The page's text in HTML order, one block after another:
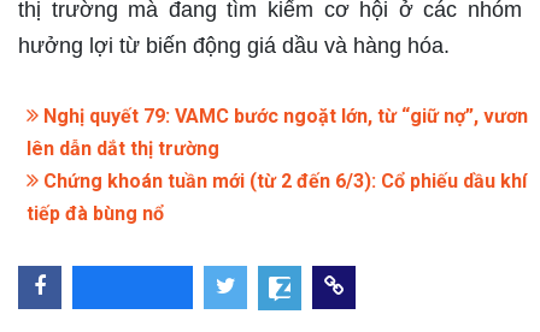
thị trường mà đang tìm kiếm cơ hội ở các nhóm
hưởng lợi từ biến động giá dầu và hàng hóa.
Nghị quyết 79: VAMC bước ngoặt lớn, từ “giữ nợ”, vươn
lên dẫn dắt thị trường
Chứng khoán tuần mới (từ 2 đến 6/3): Cổ phiếu dầu khí
tiếp đà bùng nổ